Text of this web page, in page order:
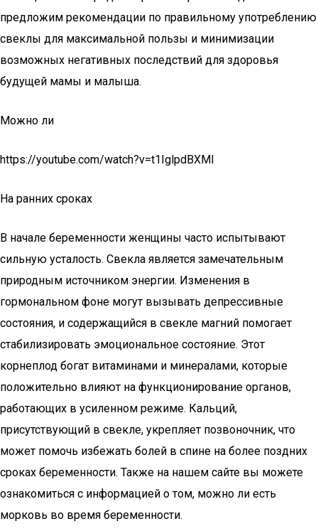
предложим рекомендации по правильному употреблению
свеклы для максимальной пользы и минимизации
возможных негативных последствий для здоровья
будущей мамы и малыша.
Можно ли
https://youtube.com/watch?v=t1IglpdBXMI
На ранних сроках
В начале беременности женщины часто испытывают
сильную усталость. Свекла является замечательным
природным источником энергии. Изменения в
гормональном фоне могут вызывать депрессивные
состояния, и содержащийся в свекле магний помогает
стабилизировать эмоциональное состояние. Этот
корнеплод богат витаминами и минералами, которые
положительно влияют на функционирование органов,
работающих в усиленном режиме. Кальций,
присутствующий в свекле, укрепляет позвоночник, что
может помочь избежать болей в спине на более поздних
сроках беременности. Также на нашем сайте вы можете
ознакомиться с информацией о том, можно ли есть
морковь во время беременности.